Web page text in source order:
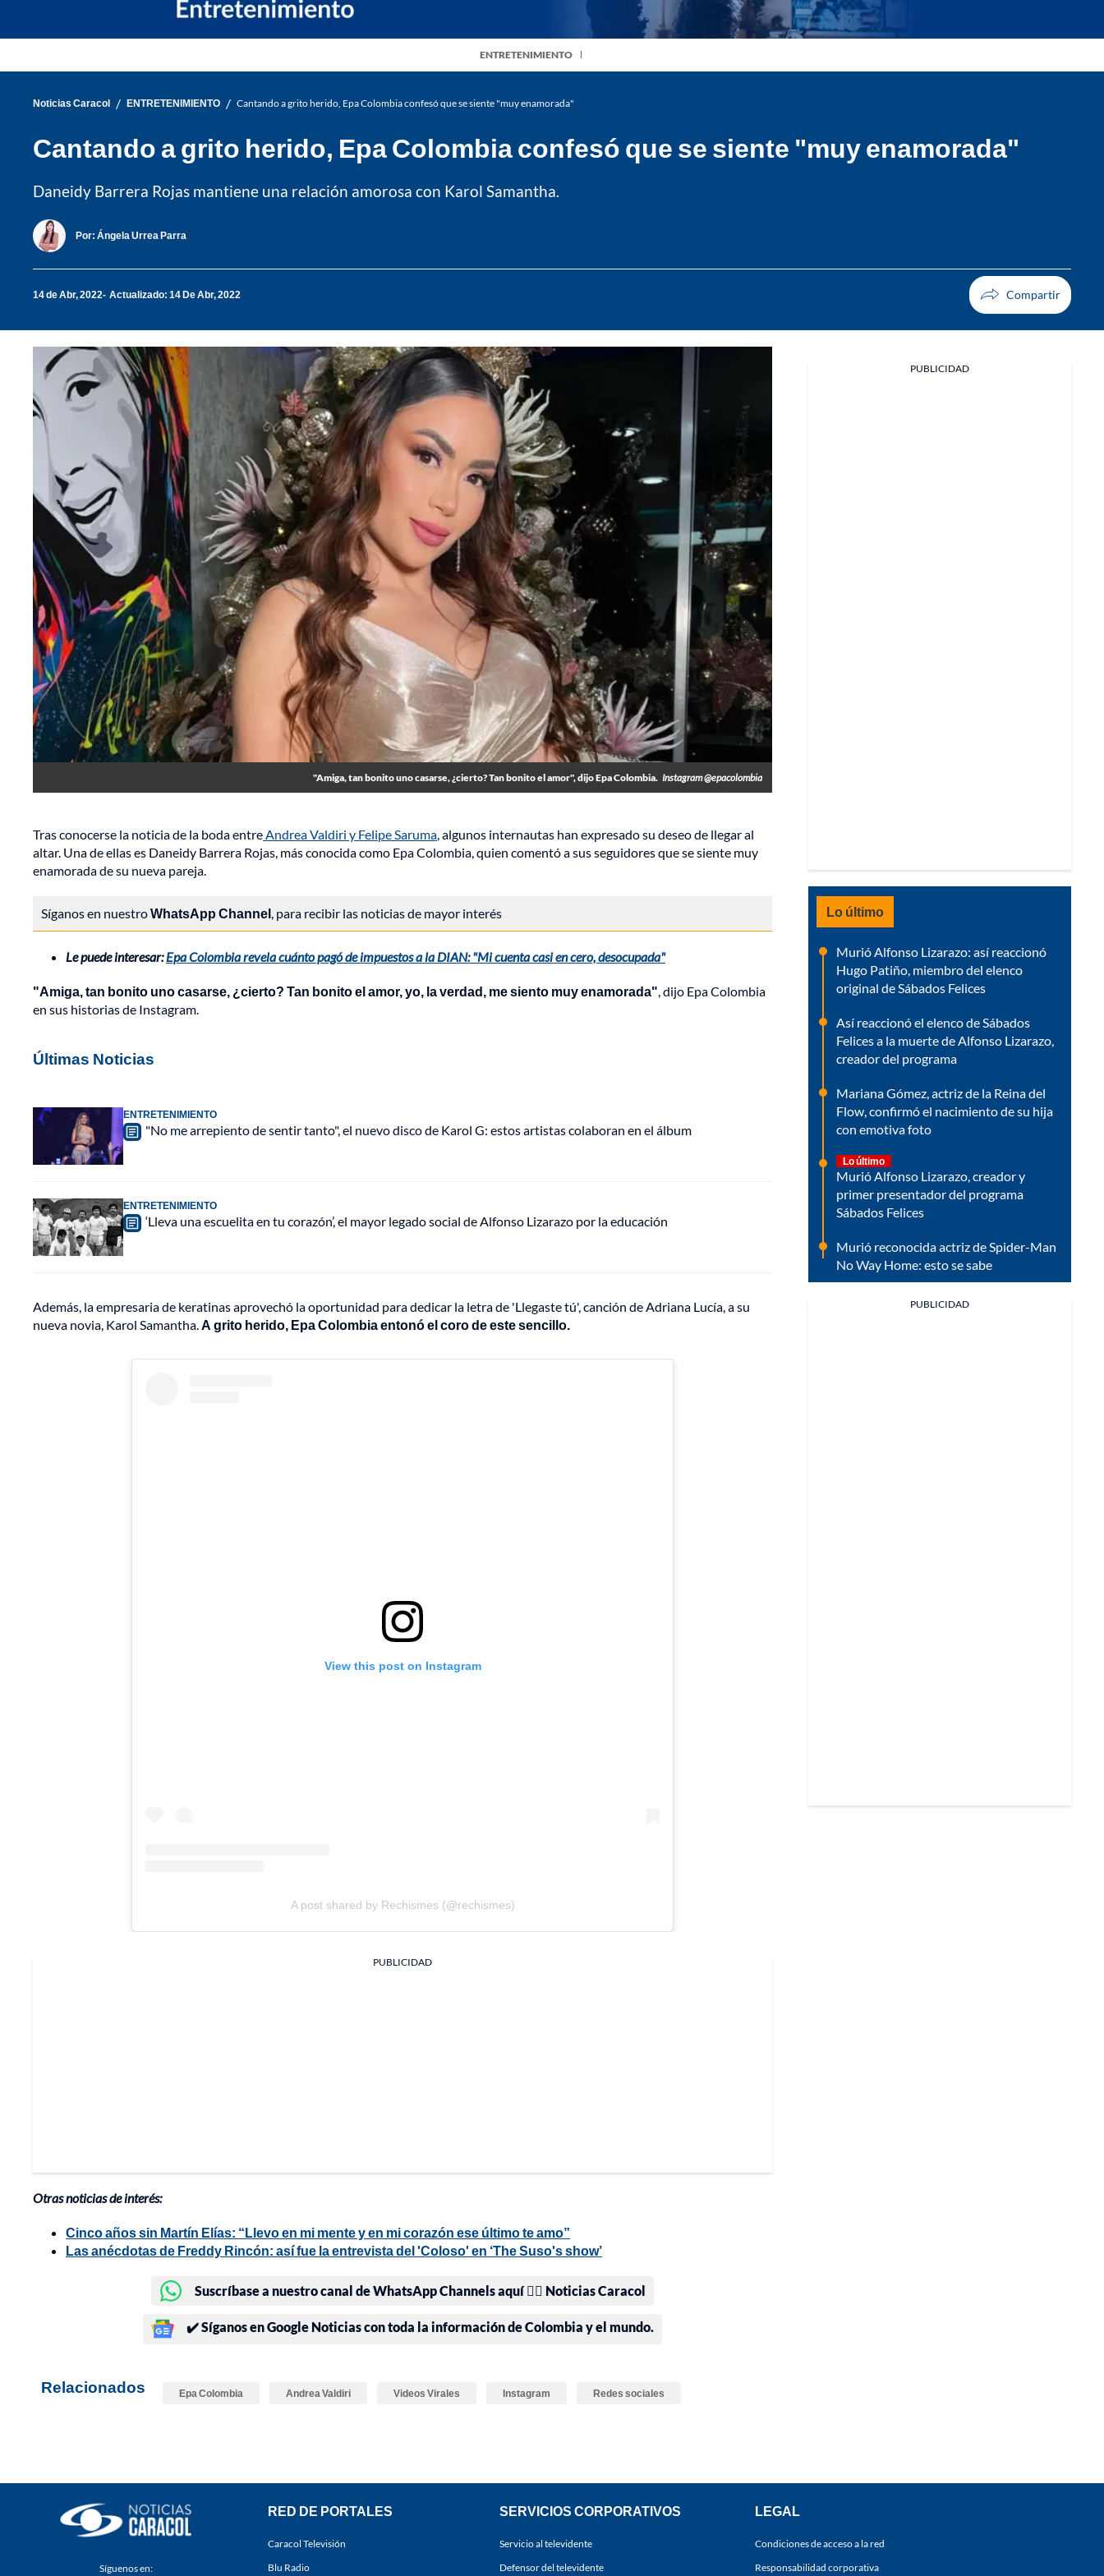
ENTRETENIMIENTO
Noticias Caracol / ENTRETENIMIENTO / Cantando a grito herido, Epa Colombia confesó que se siente "muy enamorada"
Cantando a grito herido, Epa Colombia confesó que se siente "muy enamorada"
Daneidy Barrera Rojas mantiene una relación amorosa con Karol Samantha.
Por: Ángela Urrea Parra
14 de Abr, 2022 Actualizado: 14 De Abr, 2022
"Amiga, tan bonito uno casarse, ¿cierto? Tan bonito el amor", dijo Epa Colombia. Instagram @epacolombia
Tras conocerse la noticia de la boda entreAndrea Valdiri y Felipe Saruma, algunos internautas han expresado su deseo de llegar al
altar. Una de ellas es Daneidy Barrera Rojas, más conocida como Epa Colombia, quien comentó a sus seguidores que se siente muy
enamorada de su nueva pareja.
Síganos en nuestroWhatsApp Channel, para recibir las noticias de mayor interés
Le puede interesar:Epa Colombia revela cuánto pagó de impuestos a la DIAN: "Mi cuenta casi en cero, desocupada"
"Amiga, tan bonito uno casarse, ¿cierto? Tan bonito el amor, yo, la verdad, me siento muy enamorada", dijo Epa Colombia
en sus historias de Instagram.
Últimas Noticias
ENTRETENIMIENTO
"No me arrepiento de sentir tanto", el nuevo disco de Karol G: estos artistas colaboran en el álbum
ENTRETENIMIENTO
‘Lleva una escuelita en tu corazón’, el mayor legado social de Alfonso Lizarazo por la educación
Además, la empresaria de keratinas aprovechó la oportunidad para dedicar la letra de 'Llegaste tú', canción de Adriana Lucía, a su
nueva novia, Karol Samantha.A grito herido, Epa Colombia entonó el coro de este sencillo.
View this post on Instagram
A post shared by Rechismes (@rechismes)
PUBLICIDAD
Otras noticias de interés:
Cinco años sin Martín Elías: “Llevo en mi mente y en mi corazón ese último te amo”
Las anécdotas de Freddy Rincón: así fue la entrevista del 'Coloso' en ‘The Suso's show’
Suscríbase a nuestro canal de WhatsApp Channels aquí 👉🏻 Noticias Caracol
✔️ Síganos en Google Noticias con toda la información de Colombia y el mundo.
Relacionados Epa Colombia Andrea Valdiri Videos Virales Instagram Redes sociales
PUBLICIDAD
Lo último
Murió Alfonso Lizarazo: así reaccionó
Hugo Patiño, miembro del elenco
original de Sábados Felices
Así reaccionó el elenco de Sábados
Felices a la muerte de Alfonso Lizarazo,
creador del programa
Mariana Gómez, actriz de la Reina del
Flow, confirmó el nacimiento de su hija
con emotiva foto
Lo último
Murió Alfonso Lizarazo, creador y
primer presentador del programa
Sábados Felices
Murió reconocida actriz de Spider-Man
No Way Home: esto se sabe
PUBLICIDAD
Síguenos en:
RED DE PORTALES
Caracol Televisión
Blu Radio
SERVICIOS CORPORATIVOS
Servicio al televidente
Defensor del televidente
LEGAL
Condiciones de acceso a la red
Responsabilidad corporativa